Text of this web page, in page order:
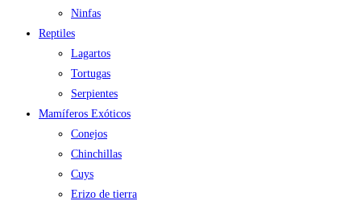
Ninfas
Reptiles
Lagartos
Tortugas
Serpientes
Mamíferos Exóticos
Conejos
Chinchillas
Cuys
Erizo de tierra